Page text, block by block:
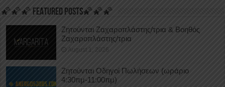
🌠🌠🌠 FEATURED POSTS🌠🌠🌠
Ζητούνται Ζαχαροπλάστης/τρια & Βοηθός
Ζαχαροπλάστης/τρια
August 1, 2026
Ζητούνται Οδηγοί Πωλήσεων (ωράριο
4:30πμ-11:00πμ)